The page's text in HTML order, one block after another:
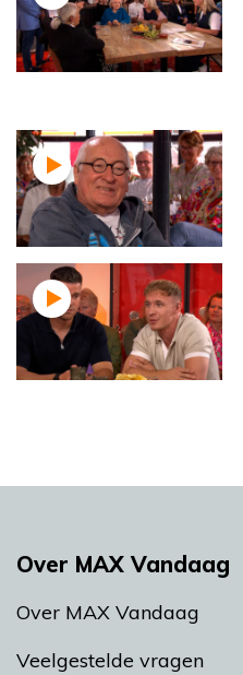
Over MAX Vandaag
Over MAX Vandaag
Veelgestelde vragen